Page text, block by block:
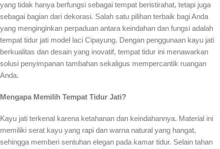
yang tidak hanya berfungsi sebagai tempat beristirahat, tetapi juga
sebagai bagian dari dekorasi. Salah satu pilihan terbaik bagi Anda
yang menginginkan perpaduan antara keindahan dan fungsi adalah
tempat tidur jati model laci Cipayung. Dengan penggunaan kayu jati
berkualitas dan desain yang inovatif, tempat tidur ini menawarkan
solusi penyimpanan tambahan sekaligus mempercantik ruangan
Anda.
Mengapa Memilih Tempat Tidur Jati?
Kayu jati terkenal karena ketahanan dan keindahannya. Material ini
memiliki serat kayu yang rapi dan warna natural yang hangat,
sehingga memberi sentuhan elegan pada kamar tidur. Selain tahan